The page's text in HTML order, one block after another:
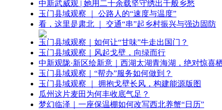
中新武威观 | 她用二十余载坚守绣出千般乡愁
玉门县域观察 ｜ 公路人的“速度与温度”
看，这里是肃北 ｜ 交通“串”起乡村振兴与强边固防
玉门县域观察｜如何让“甘味”牛走出国门？
玉门县域观察｜风起戈壁，向绿而行
中新观陇·新区绘新意｜西湖太湖青海湖，绝对惊喜
玉门县域观察｜“帮办”服务如何做到？
玉门县域观察 ｜ 拥抱戈壁长风，构建能源版图
瓜州这片麦田为何丰收底气足？
梦幻临泽｜一座保温棚如何改写西北养蟹“日历”